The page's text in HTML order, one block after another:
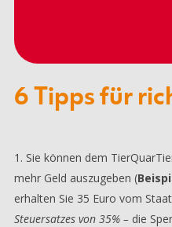
6 Tipps für
Sie können dem
mehr Geld auszugeben (
erhalten Sie 35 Euro vom
Steuersatzes von 35% – die